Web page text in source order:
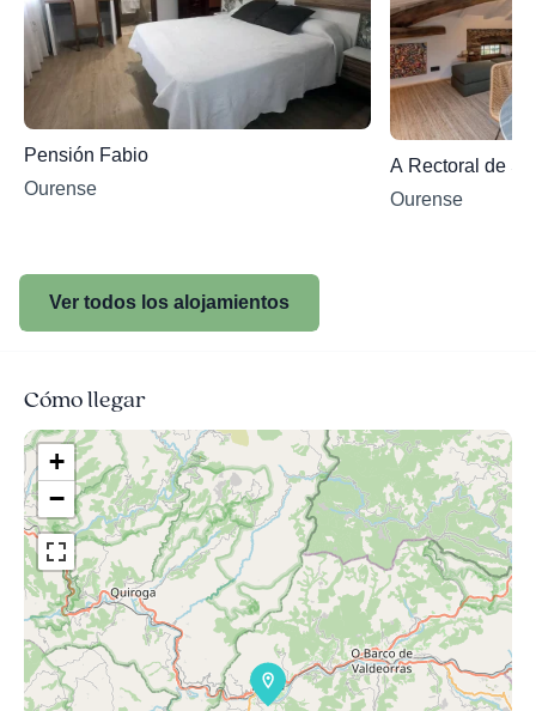
Pensión Fabio
Ourense
A Rectoral de
Ourense
Ver todos los alojamientos
Cómo llegar
+
−